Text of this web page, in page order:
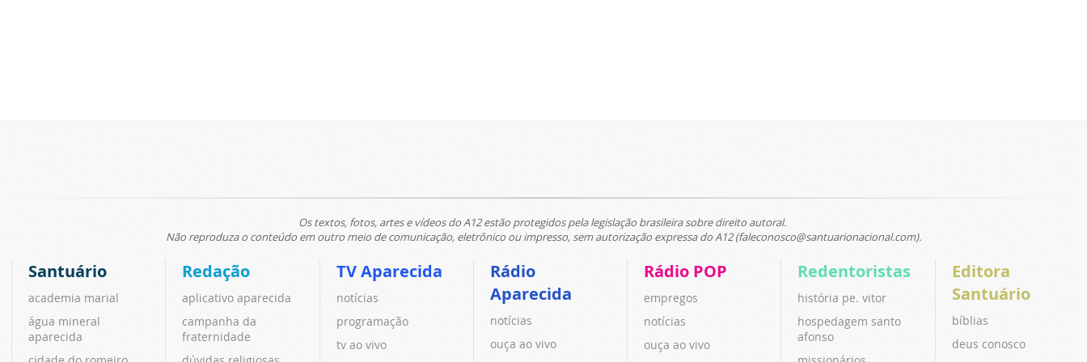
Os textos, fotos, artes e vídeos do A12 estão protegidos pela legislação brasileira sobre direito autoral.
Não reproduza o conteúdo em outro meio de comunicação, eletrônico ou impresso, sem autorização expressa do A12 (faleconosco@santuarionacional.com).
Santuário
academia marial
água mineral
aparecida
Redação
aplicativo aparecida
campanha da
fraternidade
TV Aparecida
notícias
programação
tv ao vivo
Rádio
Aparecida
notícias
ouça ao vivo
Rádio POP
empregos
notícias
ouça ao vivo
Redentoristas
história pe. vitor
hospedagem santo
afonso
Editora
Santuário
bíblias
deus conosco